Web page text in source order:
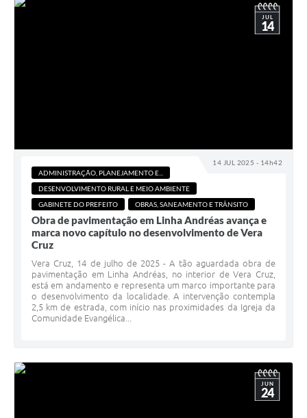
14 JUL 2025 - 14h42
JUL
14
ADMINISTRAÇÃO, PLANEJAMENTO E...
DESENVOLVIMENTO RURAL E MEIO AMBIENTE
GABINETE DO PREFEITO
OBRAS, SANEAMENTO E TRÂNSITO
Obra de pavimentação em Linha Andréas avança e
marca novo capítulo no desenvolvimento de Vera
Cruz
Vera Cruz, 14 de julho de 2025 - A tão aguardada obra de
pavimentação em Linha Andréas, no interior de Vera Cruz,
está em andamento e representa um marco importante para
o desenvolvimento da localidade. A intervenção contempla
2,5 km de estrada, com início nas proximidades da Igreja da
Comunidade Evangélica...
JUN
24